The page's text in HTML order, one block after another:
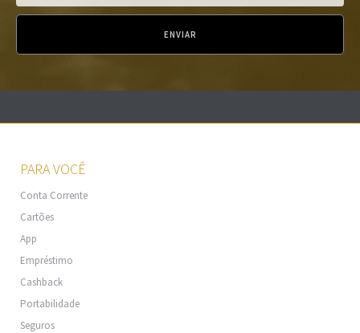
PARA VOCÊ
Conta Corrente
Cartões
App
Empréstimo
Cashback
Portabilidade
Seguros